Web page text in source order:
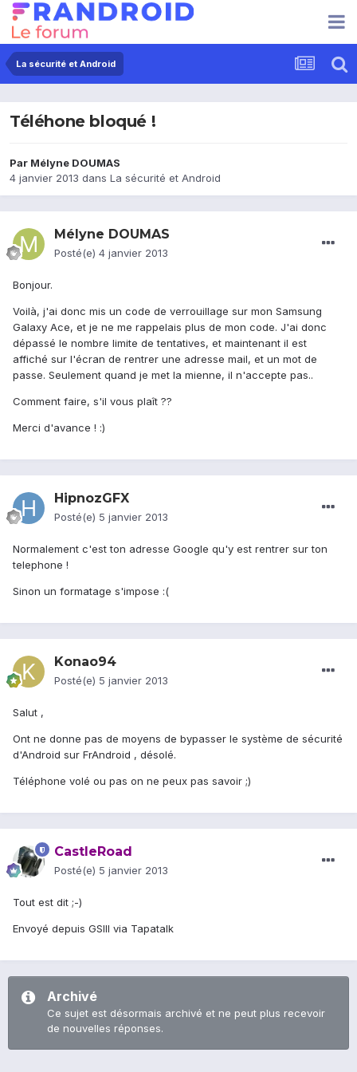
La sécurité et Android
Téléhone bloqué !
Par Mélyne DOUMAS
4 janvier 2013 dans La sécurité et Android
Mélyne DOUMAS
Posté(e) 4 janvier 2013
Bonjour.
Voilà, j'ai donc mis un code de verrouillage sur mon Samsung
Galaxy Ace, et je ne me rappelais plus de mon code. J'ai donc
dépassé le nombre limite de tentatives, et maintenant il est
affiché sur l'écran de rentrer une adresse mail, et un mot de
passe. Seulement quand je met la mienne, il n'accepte pas..
Comment faire, s'il vous plaît ??
Merci d'avance ! :)
HipnozGFX
Posté(e) 5 janvier 2013
Normalement c'est ton adresse Google qu'y est rentrer sur ton
telephone !
Sinon un formatage s'impose :(
Konao94
Posté(e) 5 janvier 2013
Salut ,
Ont ne donne pas de moyens de bypasser le système de sécurité
d'Android sur FrAndroid , désolé.
Téléphone volé ou pas on ne peux pas savoir ;)
CastleRoad
Posté(e) 5 janvier 2013
Tout est dit ;-)
Envoyé depuis GSIII via Tapatalk
Archivé
Ce sujet est désormais archivé et ne peut plus recevoir
de nouvelles réponses.